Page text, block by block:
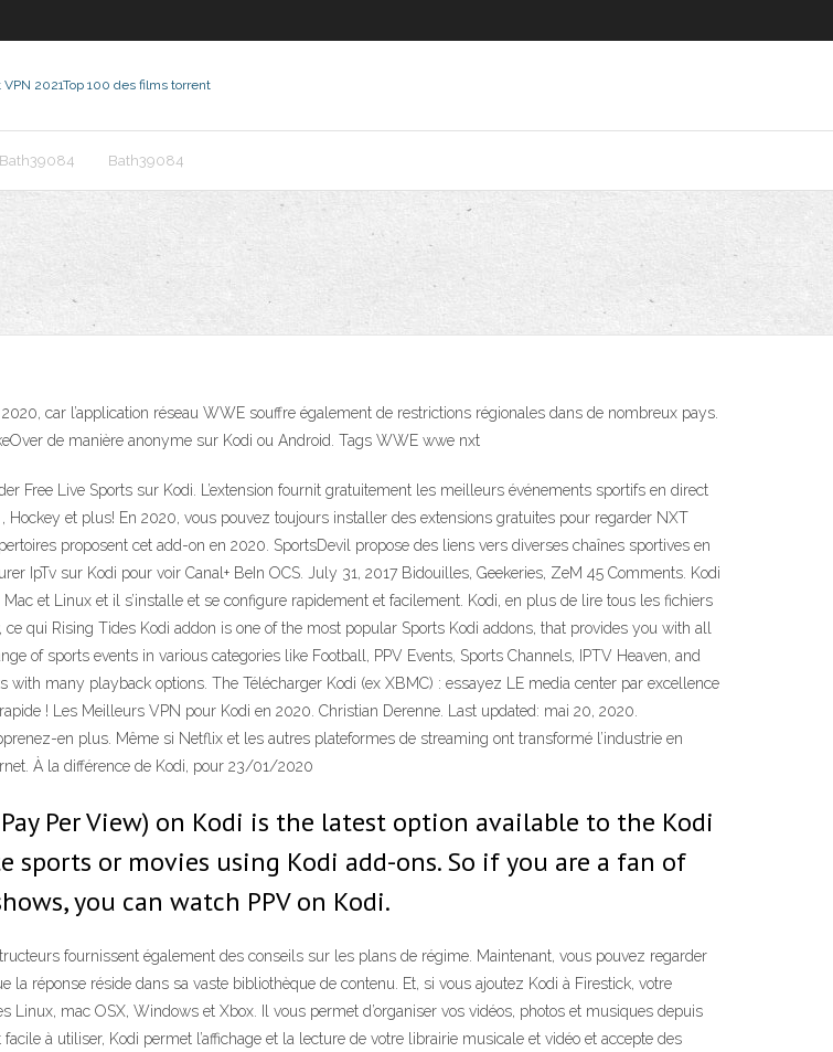
VPN 2021Top 100 des films torrent
Bath39084 Bath39084
car l’application réseau WWE souffre également de restrictions régionales dans de nombreux pays.
de manière anonyme sur Kodi ou Android. Tags WWE wwe nxt
Free Live Sports sur Kodi. L’extension fournit gratuitement les meilleurs événements sportifs en direct
et plus! En 2020, vous pouvez toujours installer des extensions gratuites pour regarder NXT
proposent cet add-on en 2020. SportsDevil propose des liens vers diverses chaînes sportives en
IpTv sur Kodi pour voir Canal+ BeIn OCS. July 31, 2017 Bidouilles, Geekeries, ZeM 45 Comments. Kodi
et Linux et il s’installe et se configure rapidement et facilement. Kodi, en plus de lire tous les fichiers
qui Rising Tides Kodi addon is one of the most popular Sports Kodi addons, that provides you with all
of sports events in various categories like Football, PPV Events, Sports Channels, IPTV Heaven, and
many playback options. The Télécharger Kodi (ex XBMC) : essayez LE media center par excellence
! Les Meilleurs VPN pour Kodi en 2020. Christian Derenne. Last updated: mai 20, 2020.
en plus. Même si Netflix et les autres plateformes de streaming ont transformé l’industrie en
À la différence de Kodi, pour 23/01/2020
Per View) on Kodi is the latest option available to the Kodi
or movies using Kodi add-ons. So if you are a fan of
you can watch PPV on Kodi.
fournissent également des conseils sur les plans de régime. Maintenant, vous pouvez regarder
réponse réside dans sa vaste bibliothèque de contenu. Et, si vous ajoutez Kodi à Firestick, votre
mac OSX, Windows et Xbox. Il vous permet d’organiser vos vidéos, photos et musiques depuis
à utiliser, Kodi permet l’affichage et la lecture de votre librairie musicale et vidéo et accepte des